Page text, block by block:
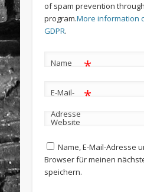
of spam prevention
program.More information
GDPR.
Name *
E-Mail-
Adresse
*
Website
Name, E-Mail-Adresse
Browser für meinen
speichern.